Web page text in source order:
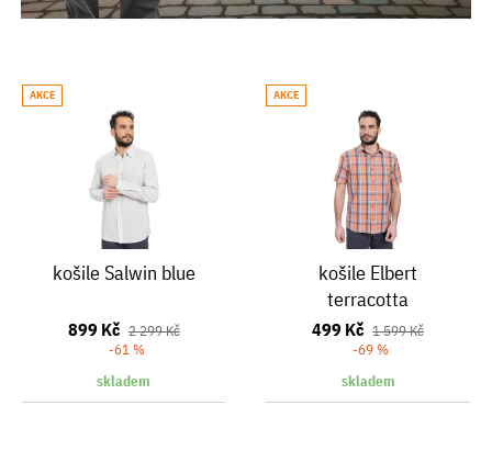
AKCE
košile Salwin blue
899 Kč 2 299 Kč
-61 %
skladem
AKCE
košile Elbert
terracotta
499 Kč 1 599 Kč
-69 %
skladem